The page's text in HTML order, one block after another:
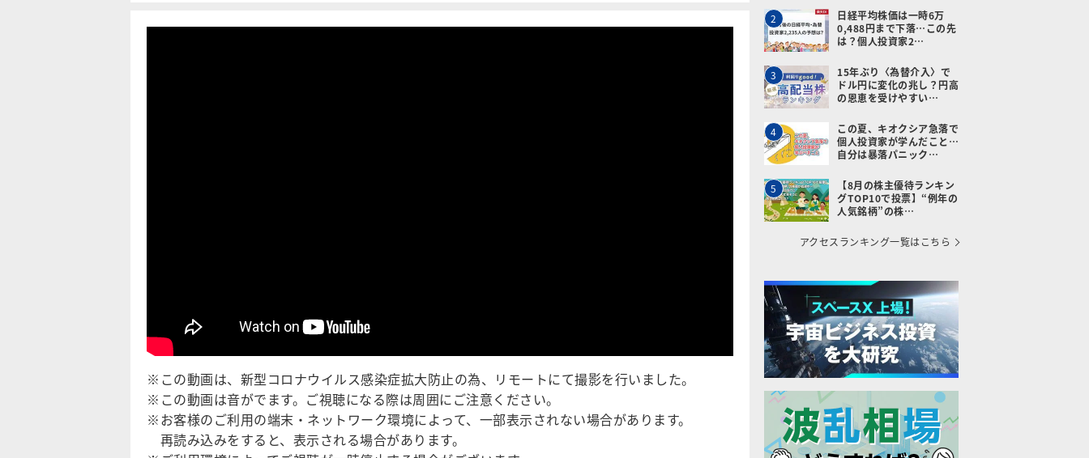
※この動画は、新型コロナウイルス感染症拡大防止の為、リモートにて撮影を行いました。
※この動画は音がでます。ご視聴になる際は周囲にご注意ください。
※お客様のご利用の端末・ネットワーク環境によって、一部表示されない場合があります。
再読み込みをすると、表示される場合があります。
2
日経平均株価は一時6万
0,488円まで下落…この先
は？個人投資家2…
3
15年ぶり〈為替介入〉で
ドル円に変化の兆し？円高
の恩恵を受けやすい…
4
この夏、キオクシア急落で
個人投資家が学んだこと…
自分は暴落パニック…
5
【8月の株主優待ランキン
グTOP10で投票】“例年の
人気銘柄”の株…
アクセスランキング一覧はこちら